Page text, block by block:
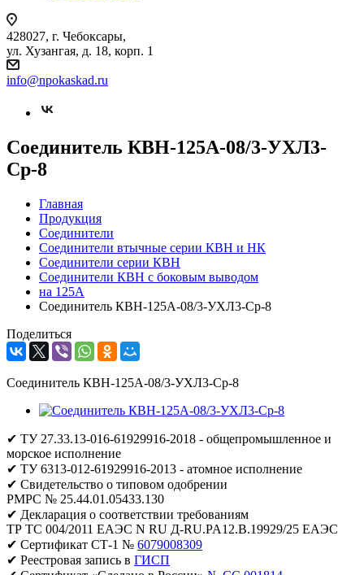
428027, г. Чебоксары,
ул. Хузангая, д. 18, корп. 1
info@npokaskad.ru
Соединитель КВН-125А-08/3-УХЛ3-
Ср-8
Главная
Продукция
Соединители
Соединители втычные серии КВН и НК
Соединители серии КВН
Соединители КВН с боковым выводом
на 125А
Соединитель КВН-125А-08/3-УХЛ3-Ср-8
Поделиться
Соединитель КВН-125А-08/3-УХЛ3-Ср-8
✔ ТУ 27.33.13-016-61929916-2018 - общепромышленное и
морское исполнение
✔ ТУ 6313-012-61929916-2013 - атомное исполнение
✔ Свидетельство о типовом одобрении
РМРС № 25.44.01.05433.130
✔ Декларация о соответствии требованиям
ТР ТС 004/2011 ЕАЭС N RU Д-RU.PA12.B.19929/25 ЕАЭС
✔ Сертификат СТ-1 № 6079008309
✔ Реестровая запись в ГИСП